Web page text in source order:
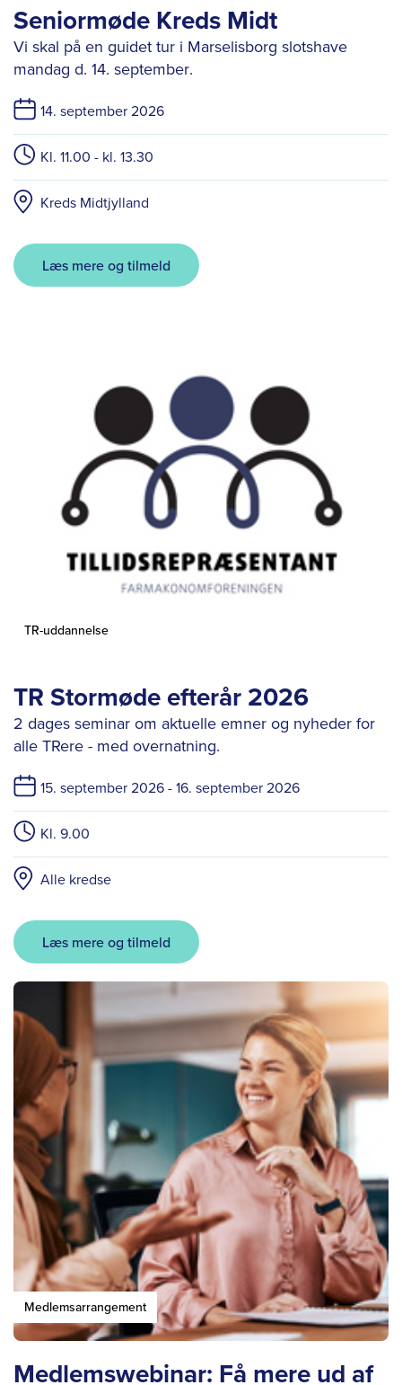
Seniormøde Kreds Midt
Vi skal på en guidet tur i Marselisborg slotshave
mandag d. 14. september.
14. september 2026
Kl. 11.00 - kl. 13.30
Kreds Midtjylland
Læs mere og tilmeld
TR-uddannelse
TR Stormøde efterår 2026
2 dages seminar om aktuelle emner og nyheder for
alle TRere - med overnatning.
15. september 2026 -16. september 2026
Kl. 9.00
Alle kredse
Læs mere og tilmeld
Medlemsarrangement
Medlemswebinar: Få mere ud af